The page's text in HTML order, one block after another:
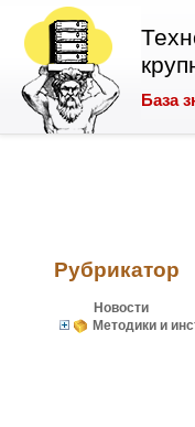
База
Рубрикатор
Новости
Методики и